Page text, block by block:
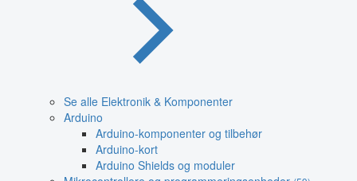
Se alle Elektronik & Komponenter
Arduino
Arduino-komponenter og tilbehør
Arduino-kort
Arduino Shields og moduler